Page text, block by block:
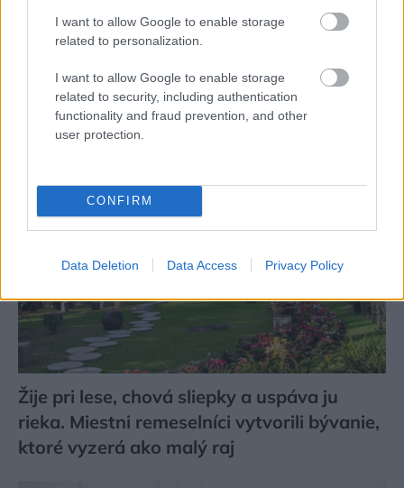
I want to allow Google to enable storage
related to personalization.
I want to allow Google to enable storage
related to security, including authentication
functionality and fraud prevention, and other
user protection.
CONFIRM
Data Deletion Data Access Privacy Policy
Pozrite si viac
Žije pri lese, chová sliepky a uspáva ju
rieka. Miestni remeselníci vytvorili bývanie,
ktoré vyzerá ako malý raj